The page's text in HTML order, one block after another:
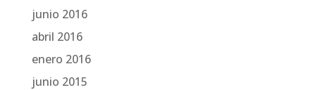
junio 2016
abril 2016
enero 2016
junio 2015